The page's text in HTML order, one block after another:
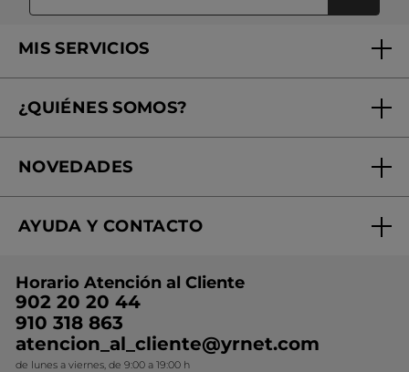
MIS SERVICIOS
Tratamientos de Belleza
Mi club Yves Rocher
¿QUIÉNES SOMOS?
¿Quiénes somos?
Nuestros compromisos
Conviértete en Franquiciada
NOVEDADES
Rebajas
Ideas de Regalo
Colección Monoi
Novedades del mes
AYUDA Y CONTACTO
Contacto
Horario Atención al Cliente
902 20 20 44
910 318 863
atencion_al_cliente@yrnet.com
de lunes a viernes, de 9:00 a 19:00 h